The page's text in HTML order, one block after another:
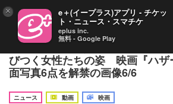
安田顕と山田裕貴、ふたりのドラ
びつく女性たちの姿 映画『ハザ
面写真6点を解禁の画像6/6
ニュース
動画 映画
× e＋(イープラス)アプリ - チケッ
ト・ニュース・スマチケ
eplus inc.
無料 - Google Play